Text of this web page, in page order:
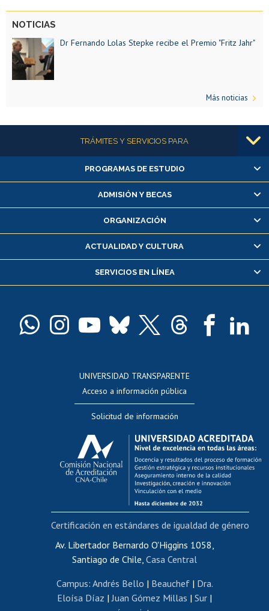
Bioética en la Universidad de Chile
NOTICIAS
Dr Fernando Lolas Stepke recibe el Premio "Fritz Jahr"
Más noticias
Más informaciónTRÁMITES Y SERVICIOS PARA
Alumnas/os y exalumnas/os
Matrícula en línea
Inscripción y cambio de asignaturas
Consulta y certificado de notas
Servicio médico y dental
Pago de arancel y crédito alumnos
Docentes
Evaluación docente
Calificación académica
Postulación al AUCAI
Funcionarias/os
Cursos internos de capacitación
Bienestar del personal
Portal de movilidad interna
Certificado de renta
Certificado de renta honorarios
Editar páginas blancas
PROGRAMAS DE ESTUDIO
ADMISIÓN Y BECAS
ORGANIZACIÓN
ACTUALIDAD Y CULTURA
SERVICIOS EN LÍNEA
UNIVERSIDAD TRANSPARENTE
Acceso a información pública
Solicitud de información
Av. Libertador Bernardo O'Higgins 1058,
Santiago de Chile, Casa Central
Campus: Andrés Bello | Beauchef| Dra.
Eloísa Díaz |Juan Gómez Millas | Sur |
Certificación en estándares de igualdad de género